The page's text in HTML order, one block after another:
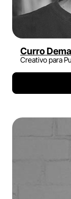
Curro
Creativo para